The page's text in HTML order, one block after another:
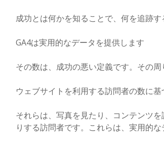
成功とは何かを知ることで、何を追跡す
GA4は実用的なデータを提供します
その数は、成功の悪い定義です。その周
ウェブサイトを利用する訪問者の数に基
それらは、写真を見たり、コンテンツ
りする訪問者です。これらは、実用的